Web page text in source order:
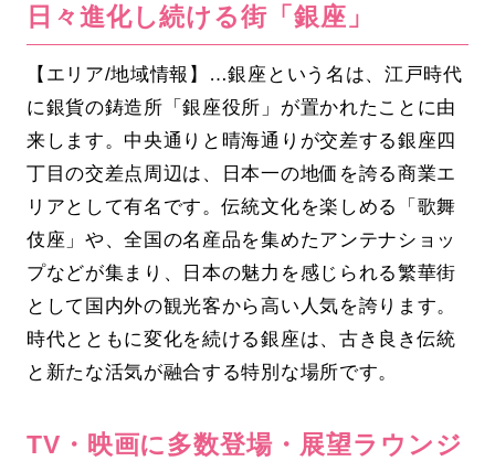
日々進化し続ける街「銀座」
【エリア/地域情報】…銀座という名は、江戸時代
に銀貨の鋳造所「銀座役所」が置かれたことに由
来します。中央通りと晴海通りが交差する銀座四
丁目の交差点周辺は、日本一の地価を誇る商業エ
リアとして有名です。伝統文化を楽しめる「歌舞
伎座」や、全国の名産品を集めたアンテナショッ
プなどが集まり、日本の魅力を感じられる繁華街
として国内外の観光客から高い人気を誇ります。
時代とともに変化を続ける銀座は、古き良き伝統
と新たな活気が融合する特別な場所です。
TV・映画に多数登場・展望ラウンジ